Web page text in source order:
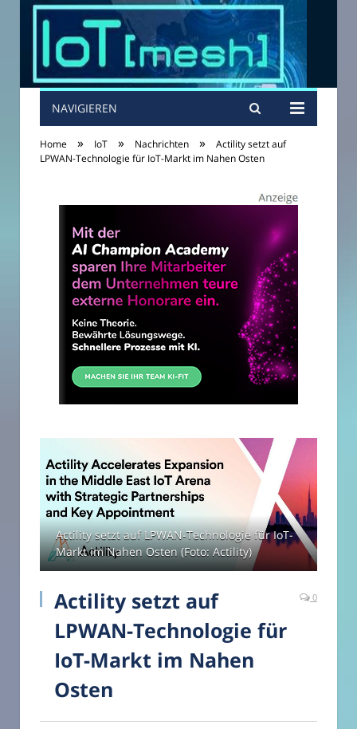
NAVIGIEREN
Home » IoT » Nachrichten »
Actility setzt auf
LPWAN-Technologie für IoT-Markt im Nahen Osten
Actility setzt auf LPWAN-Technologie für IoT-
Markt im Nahen Osten (Foto: Actility)
Actility setzt auf
LPWAN-Technologie für
IoT-Markt im Nahen
Osten
0